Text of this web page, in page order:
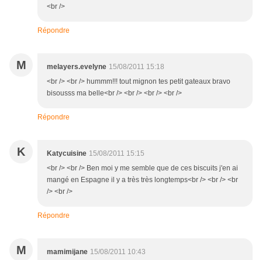
<br />
Répondre
M melayers.evelyne 15/08/2011 15:18
<br /> <br /> hummm!!! tout mignon tes petit gateaux bravo
bisousss ma belle<br /> <br /> <br /> <br />
Répondre
K Katycuisine 15/08/2011 15:15
<br /> <br /> Ben moi y me semble que de ces biscuits j'en ai
mangé en Espagne il y a très très longtemps<br /> <br /> <br
/> <br />
Répondre
M mamimijane 15/08/2011 10:43